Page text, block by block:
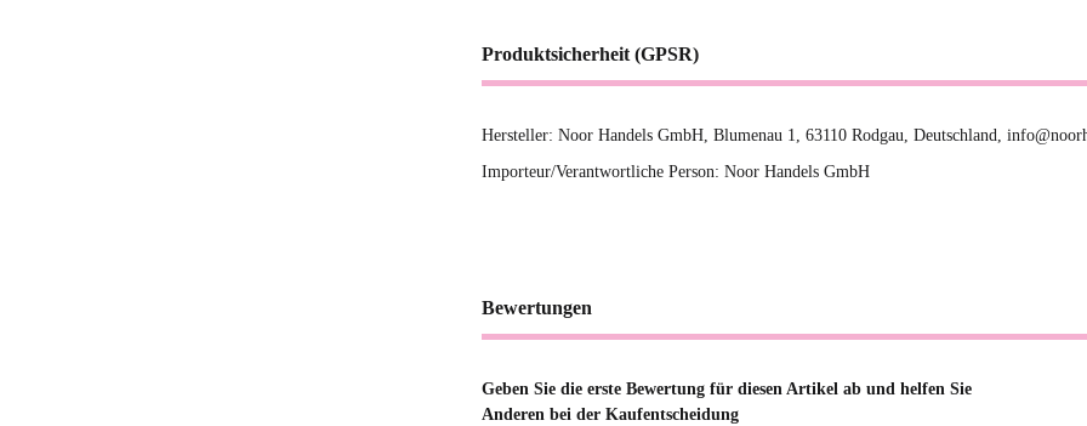
Produktsicherheit (GPSR)
Hersteller: Noor Handels GmbH, Blumenau 1, 63110 Rodgau, Deutschland,
Importeur/Verantwortliche Person: Noor Handels GmbH
Bewertungen
Geben Sie die erste Bewertung für diesen Artikel ab und helfen Sie
Anderen bei der Kaufentscheidung